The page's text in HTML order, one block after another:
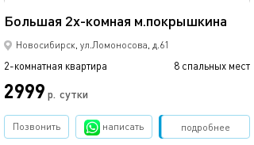
Большая 2х-комная м.покрышкина
Новосибирск, ул.Ломоносова, д.61
2-комнатная квартира 8 спальных мест
2999 р. сутки
подробнее
Позвонить написать Забронировать